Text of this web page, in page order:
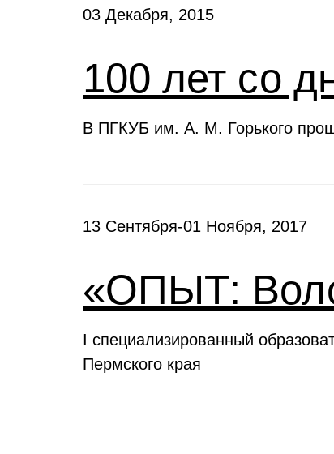
03 Декабря, 2015
100 лет со
В ПГКУБ им. А. М. Горького
13 Сентября-01 Ноября, 2017
«ОПЫТ:
I специализированный
Пермского края